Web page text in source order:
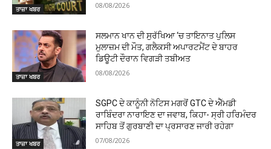
ਤਾਜ਼ਾ ਖਬਰ 08/08/2026
ਤਾਜ਼ਾ ਖਬਰ
ਸਲਮਾਨ ਖਾਨ ਦੀ ਸੁਰੱਖਿਆ ‘ਚ ਤਾਇਨਾਤ ਪੁਲਿਸ
ਮੁਲਾਜ਼ਮ ਦੀ ਮੌਤ, ਗਲੈਕਸੀ ਅਪਾਰਟਮੈਂਟ ਦੇ ਬਾਹਰ
ਡਿਊਟੀ ਦੌਰਾਨ ਵਿਗੜੀ ਤਬੀਅਤ
08/08/2026
ਤਾਜ਼ਾ ਖਬਰ
SGPC ਦੇ ਕਾਨੂੰਨੀ ਨੋਟਿਸ ਮਗਰੋਂ GTC ਦੇ ਐੱਮਡੀ
ਰਾਬਿੰਦਰਾ ਨਾਰਾਇਣ ਦਾ ਜਵਾਬ, ਕਿਹਾ- ਸ੍ਰੀ ਹਰਿਮੰਦਰ
ਸਾਹਿਬ ਤੋਂ ਗੁਰਬਾਣੀ ਦਾ ਪ੍ਰਸਾਰਣ ਜਾਰੀ ਰਹੇਗਾ
07/08/2026